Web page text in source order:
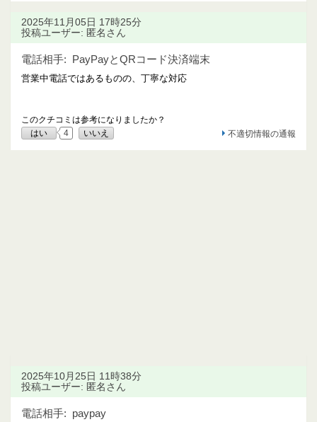
2025年11月05日 17時25分
投稿ユーザー: 匿名さん
電話相手: PayPayとQRコード決済端末
営業中電話ではあるものの、丁寧な対応
このクチコミは参考になりましたか？
はい
4 いいえ 不適切情報の通報
2025年10月25日 11時38分
投稿ユーザー: 匿名さん
電話相手: paypay